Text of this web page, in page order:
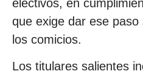
electivos, en
que exige dar ese
los comicios.
Los titulares salientes